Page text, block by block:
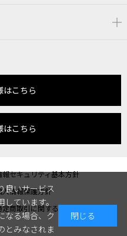
はこちら
はこちら
報セキュリティ基本方針
人情報保護方針
定商取引に関する表記
良いサービス
ています。
なる場合、ク
とみなされま
閉じる